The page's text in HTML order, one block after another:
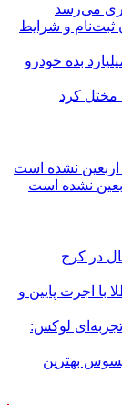
می‌رسد
و شرایط
خارج‌نشین‌ها با سهمیه اقامت / ۸ میلیارد بده خودرو
مختل کرد
در کرج
با اجرت پایین و
تجربه‌ای لوکس:
بهترین